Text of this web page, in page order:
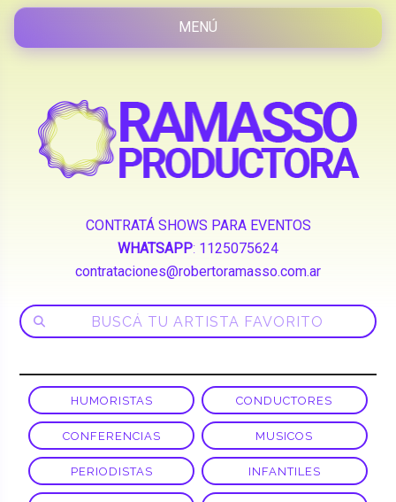
CONTRATÁ SHOWS PARA EVENTOS
WHATSAPP: 1125075624
contrataciones@robertoramasso.com.ar
HUMORISTAS CONDUCTORES
CONFERENCIAS MUSICOS
PERIODISTAS INFANTILES